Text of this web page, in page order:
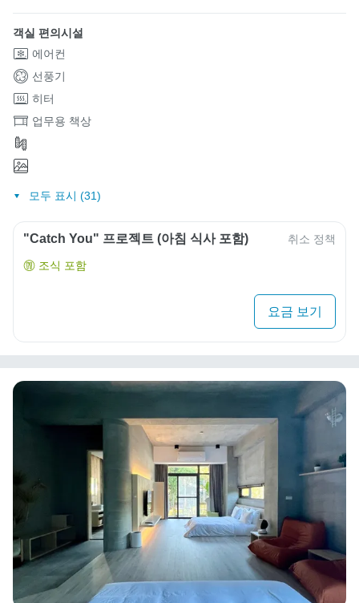
객실 편의시설
에어컨
선풍기
히터
업무용 책상
모두 표시 (31)
"Catch You" 프로젝트 (아침 식사 포함) 취소 정책
조식 포함
요금 보기